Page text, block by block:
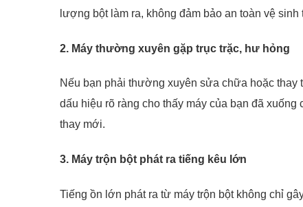
lượng bột làm ra, không đảm bảo an toàn vệ sinh
2. Máy thường xuyên gặp trục trặc, hư hỏng
Nếu bạn phải thường xuyên sửa chữa hoặc thay
dấu hiệu rõ ràng cho thấy máy của bạn đã
thay mới.
3. Máy trộn bột phát ra tiếng kêu lớn
Tiếng ồn lớn phát ra từ máy trộn bột không chỉ